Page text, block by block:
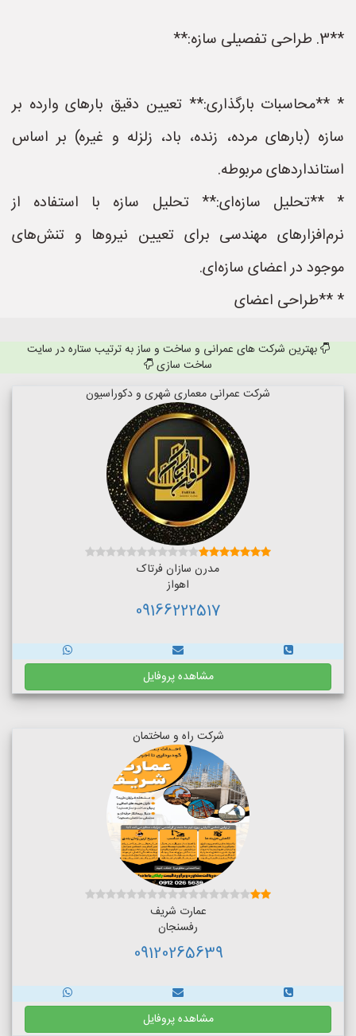
**3. طراحی تفصیلی سازه:**
* **محاسبات بارگذاری:** تعیین دقیق بارهای وارده بر
سازه (بارهای مرده، زنده، باد، زلزله و غیره) بر اساس
استانداردهای مربوطه.
* **تحلیل سازه‌ای:** تحلیل سازه با استفاده از
نرم‌افزارهای مهندسی برای تعیین نیروها و تنش‌های
موجود در اعضای سازه‌ای.
* **طراحی اعضای
بهترین شرکت های عمرانی و ساخت و ساز به ترتیب ستاره در سایت
ساخت سازی
شرکت عمرانی معماری شهری و دکوراسیون
مدرن سازان فرتاک
اهواز
09166222517
مشاهده پروفایل
شرکت راه و ساختمان
عمارت شریف
رفسنجان
09120265639
مشاهده پروفایل